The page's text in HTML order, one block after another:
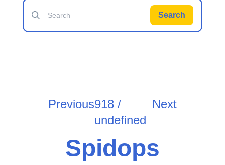
Search
Previous918 /
undefined
Next
Spidops